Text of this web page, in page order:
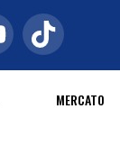
MERCATO